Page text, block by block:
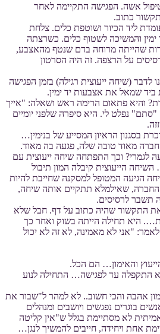
אשה. הפגישה התקיימה לאחר
כתוב.
ליד הכיור ושוטפת כלים. צלחת
ימין והמשיכה לשטוף כלים. כשרצתה
שהייתה מרוחה בדם שנטף מהאצבע,
על הרצפה. זה היה הסרטון
(שיחה ייעוצית רגילה) בזמן הפגישה
שמאל את אצבעות יד ימין.
והיא פתאום הרימה ראש ושאלה: "אייך
נפלט לי. היא סיפרה שלפני יומיים
בסגנון הראיון המסייע של בנימין…
מאוד טובה שלה, פגעה בה מאוד.
לגמרי? וכך התפתחה שיחה ייעוצית עם
הייעוצית קיבלה המון תיבול
הגיעה המטופל למסקנה שחייבת להיות
החברה, שאילמלא תתקיים אותה שיחה,
תשבר לרסיסים.
התקשור שהיה כתוב על דף. חבל שלא
היא תחילה הייתה בשוק ואחר כך
"אני לא מאמינה, לא זה לא יכול
והאימון… הם הכל.
התקפלה עד לפגישה… התחילה לנוע
אהבה והכי חשוב.. לא למהר ל"שבור את
בוגרים נפגשים ויושבים ומנהלים
לא מסתיימת בגלל ש"אין קליטה
אחת ויחידה, חייבים להמשיך לנגן…